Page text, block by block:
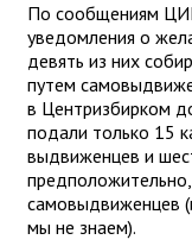
По сообщениям
уведомления о
девять из них
путем
в Центризбирком
подали только 15
выдвиженцев и
самовыдвиженцев
мы не знаем).